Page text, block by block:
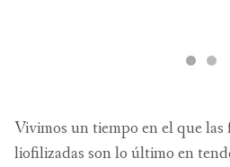
Vivimos un tiempo en el que las
liofilizadas son lo último en